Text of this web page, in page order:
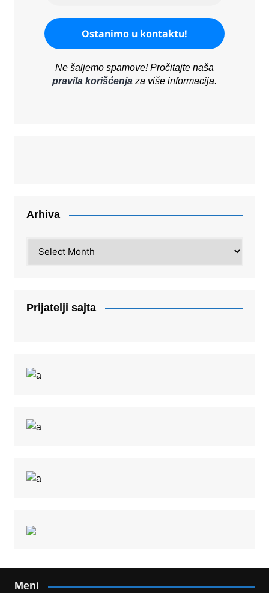
Ne šaljemo spamove! Pročitajte naša
pravila korišćenjaza više informacija.
Arhiva
Prijatelji sajta
Meni